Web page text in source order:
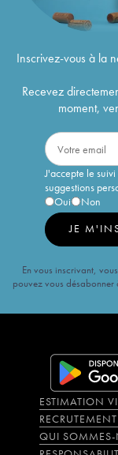
Inscrivez-vous à la
Recevez
moment,
J'accepte le
suggestions
Oui
Non
JE
En vous inscrivant,
pouvez vous désabonner
ESTIMATION
RECRUTEMENT
QUI